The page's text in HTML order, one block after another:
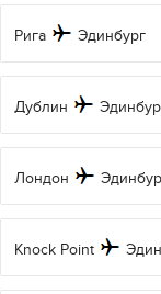
Рига Эдинбург
Дублин
Лондон
Knock Point